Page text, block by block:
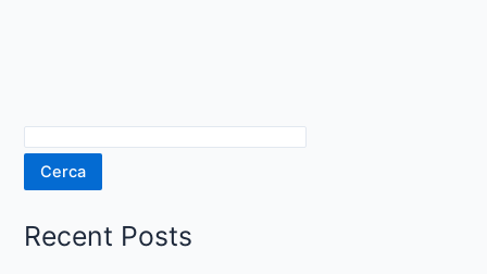
Cerca
Recent Posts